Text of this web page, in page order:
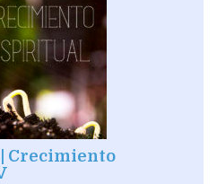
Crecimiento